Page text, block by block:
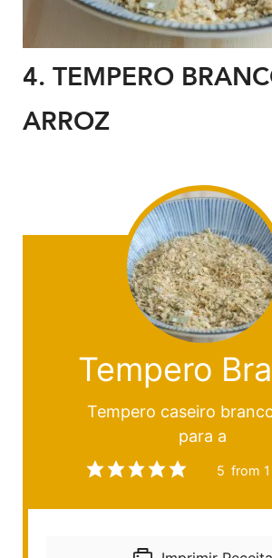
4. TEMPERO
ARROZ
Tempero
Tempero caseiro
para a
5 from